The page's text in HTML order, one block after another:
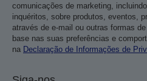
comunicações de marketing,
inquéritos, sobre produtos, eventos,
através de e-mail ou outras formas
base nas suas preferências e
na Declaração de Informações de